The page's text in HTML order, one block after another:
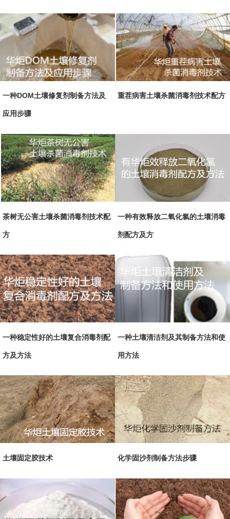
一种DOM土壤修复剂制备方法及
应用步骤
重茬病害土壤杀菌消毒剂技术配方
茶树无公害土壤杀菌消毒剂技术配
方
一种有效释放二氧化氯的土壤消毒
剂配方及方
一种稳定性好的土壤复合消毒剂配
方及方法
一种土壤清洁剂及其制备方法和使
用方法
土壤固定胶技术 化学固沙剂制备方法步骤